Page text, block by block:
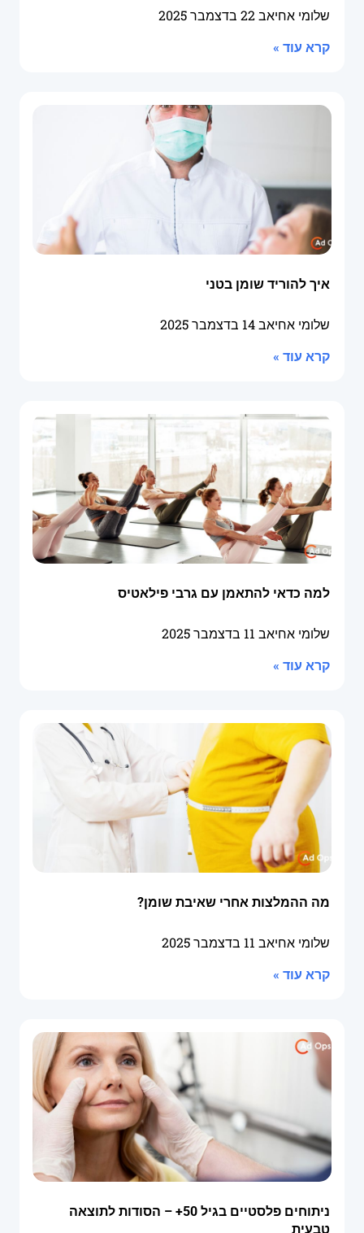
שלומי אחיאב22 בדצמבר 2025
קרא עוד »
איך להוריד שומן בטני
שלומי אחיאב14 בדצמבר 2025
קרא עוד »
למה כדאי להתאמן עם גרבי פילאטיס
שלומי אחיאב 11 בדצמבר 2025
קרא עוד »
מה ההמלצות אחרי שאיבת שומן?
שלומי אחיאב 11 בדצמבר 2025
קרא עוד »
ניתוחים פלסטיים בגיל 50+ – הסודות לתוצאה
טבעית